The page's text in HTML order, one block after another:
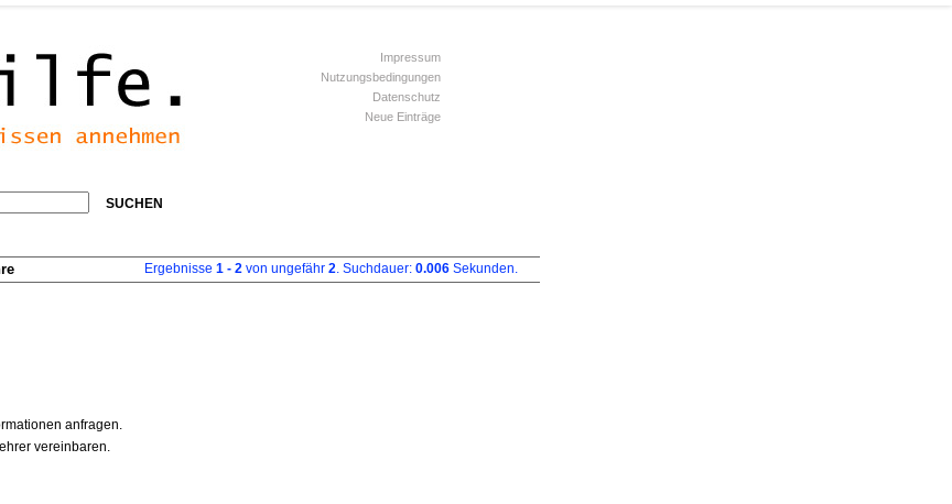
SUCHEN
Impressum
Nutzungsbedingungen
Datenschutz
Neue Einträge
Ergebnisse 1 - 2 von ungefähr 2. Suchdauer: 0.006 Sekunden.
anfragen.
vereinbaren.